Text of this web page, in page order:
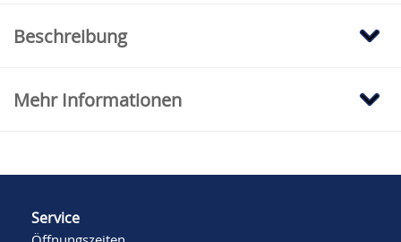
Beschreibung
Mehr Informationen
Service